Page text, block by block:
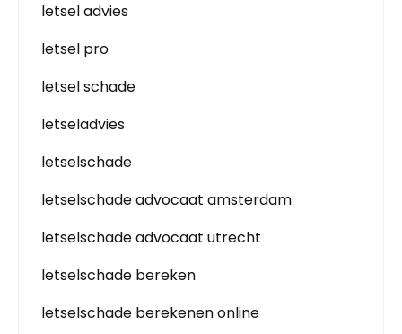
letsel advies
letsel pro
letsel schade
letseladvies
letselschade
letselschade advocaat amsterdam
letselschade advocaat utrecht
letselschade bereken
letselschade berekenen online